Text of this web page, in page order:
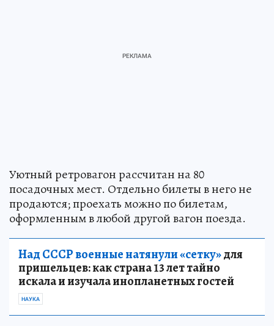
Уютный ретровагон рассчитан на 80
посадочных мест. Отдельно билеты в него не
продаются; проехать можно по билетам,
оформленным в любой другой вагон поезда.
Над СССР военные натянули «сетку»для
пришельцев: как страна 13 лет тайно
искала и изучала инопланетных гостей
НАУКА